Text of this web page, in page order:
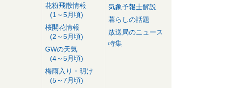
花粉飛散情報
(1～5月頃)
桜開花情報
(2～5月頃)
GWの天気
(4～5月頃)
梅雨入り・明け
(5～7月頃)
気象予報士解説
暮らしの話題
放送局のニュース
特集